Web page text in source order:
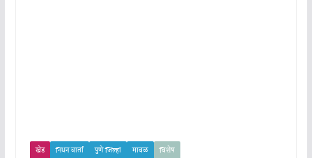
खेड निधन वार्ता पुणे जिल्हा मावळ विशेष